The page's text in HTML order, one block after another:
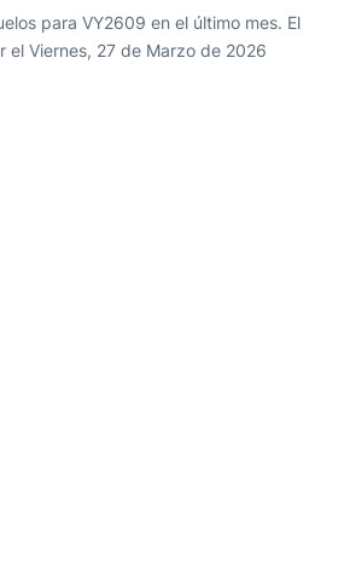
para VY2609 en el último mes. El
el Viernes, 27 de Marzo de 2026